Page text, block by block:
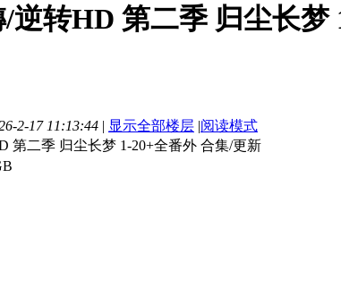
逆转HD 第二季 归尘长
2-17 11:13:44 | 显示全部楼层 |阅读模式
第二季 归尘长梦 1-20+全番外 合集/更新